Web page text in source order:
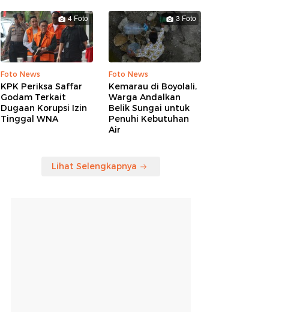
4 Foto
Foto News
KPK Periksa Saffar
Godam Terkait
Dugaan Korupsi Izin
Tinggal WNA
3 Foto
Foto News
Kemarau di Boyolali,
Warga Andalkan
Belik Sungai untuk
Penuhi Kebutuhan
Air
Lihat Selengkapnya